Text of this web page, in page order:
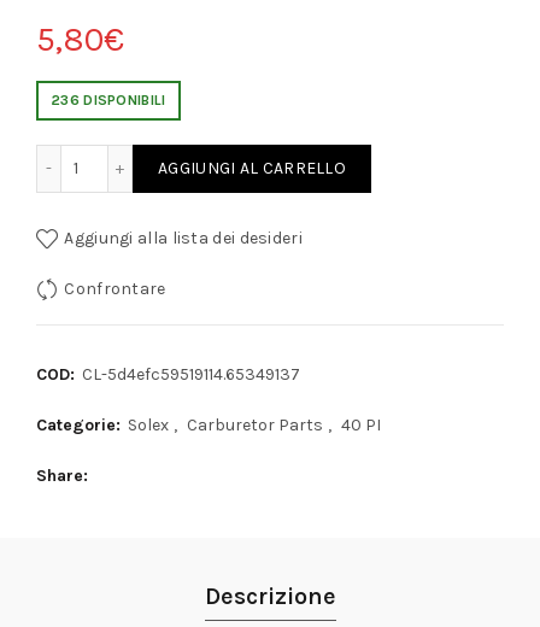
5,80€
236 DISPONIBILI
AGGIUNGI AL CARRELLO
Aggiungi alla lista dei desideri
Confrontare
COD: CL-5d4efc59519114.65349137
Categorie: Solex , Carburetor Parts , 40 PI
Share
Descrizione